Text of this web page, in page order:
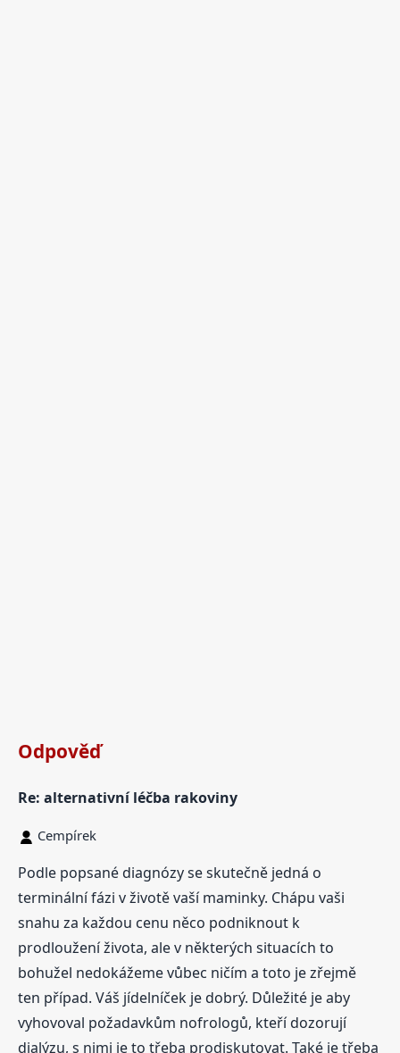
Odpověď
Re: alternativní léčba rakoviny
Cempírek
Podle popsané diagnózy se skutečně jedná o
terminální fázi v životě vaší maminky. Chápu vaši
snahu za každou cenu něco podniknout k
prodloužení života, ale v některých situacích to
bohužel nedokážeme vůbec ničím a toto je zřejmě
ten případ. Váš jídelníček je dobrý. Důležité je aby
vyhovoval požadavkům nofrologů, kteří dozorují
dialýzu, s nimi je to třeba prodiskutovat. Také je třeba